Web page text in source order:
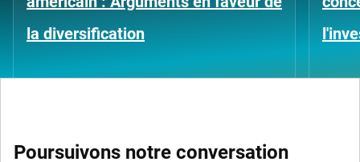
la diversification
Poursuivons notre conversation